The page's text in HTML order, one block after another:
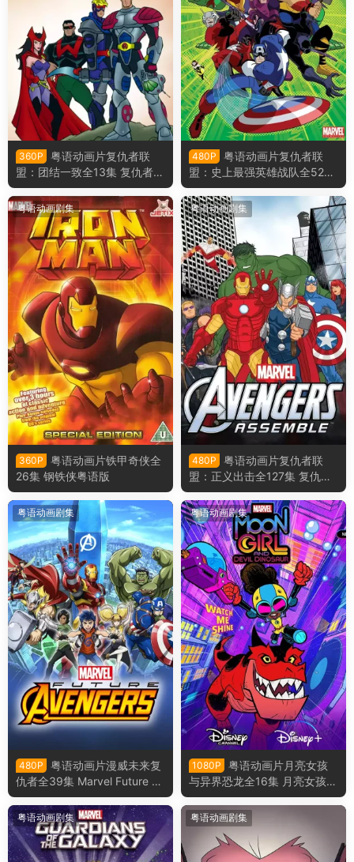
360P
粤语动画片复仇者联
盟：团结一致全13集 复仇者：
团结则立粤语版
480P
粤语动画片复仇者联
盟：史上最强英雄战队全52集
复仇者：世上最强英雄组合粤
语版
粤语动画剧集
360P
粤语动画片铁甲奇侠全
26集 钢铁侠粤语版
粤语动画剧集
480P
粤语动画片复仇者联
盟：正义出击全127集 复仇者
集结粤语版
粤语动画剧集
480P
粤语动画片漫威未来复
仇者全39集 Marvel Future Av
engers粤语版
粤语动画剧集
1080P
粤语动画片月亮女孩
与异界恐龙全16集 月亮女孩与
恶魔恐龙粤语版
粤语动画剧集 粤语动画剧集